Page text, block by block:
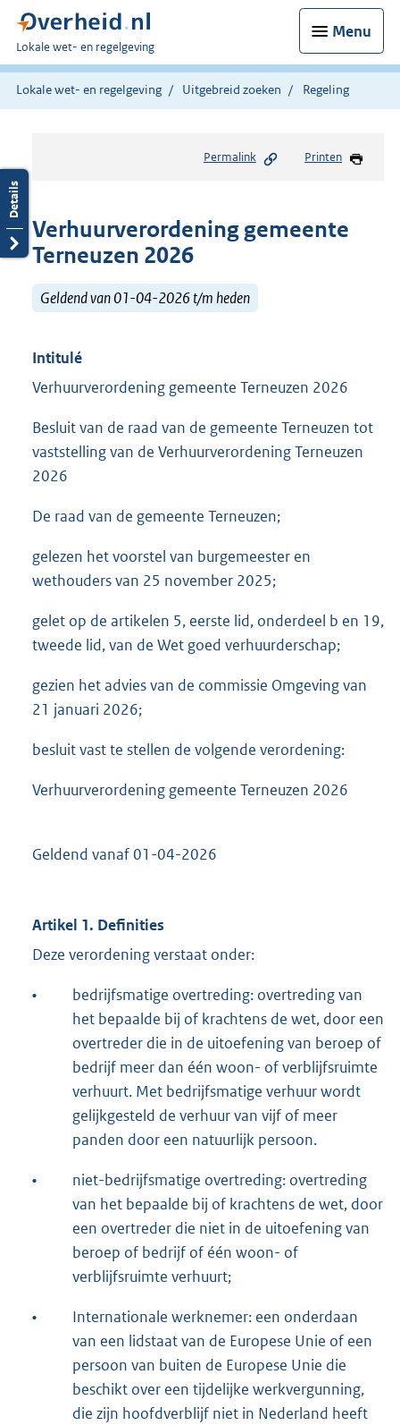
Menu
U
bent
hier:
Lokale wet- en regelgeving
Lokale wet- en regelgeving Uitgebreid zoeken Regeling
Permalink Printen
Verhuurverordening gemeente
Terneuzen 2026
Geldend van 01-04-2026 t/m heden
Intitulé
Verhuurverordening gemeente Terneuzen 2026
Besluit van de raad van de gemeente Terneuzen tot
vaststelling van de Verhuurverordening Terneuzen
2026
De raad van de gemeente Terneuzen;
gelezen het voorstel van burgemeester en
wethouders van 25 november 2025;
gelet op de artikelen 5, eerste lid, onderdeel b en 19,
tweede lid, van de Wet goed verhuurderschap;
gezien het advies van de commissie Omgeving van
21 januari 2026;
besluit vast te stellen de volgende verordening:
Verhuurverordening gemeente Terneuzen 2026
Geldend vanaf 01-04-2026
Artikel 1. Definities
Deze verordening verstaat onder:
•
bedrijfsmatige overtreding: overtreding van
het bepaalde bij of krachtens de wet, door een
overtreder die in de uitoefening van beroep of
bedrijf meer dan één woon- of verblijfsruimte
verhuurt. Met bedrijfsmatige verhuur wordt
gelijkgesteld de verhuur van vijf of meer
panden door een natuurlijk persoon.
•
niet-bedrijfsmatige overtreding: overtreding
van het bepaalde bij of krachtens de wet, door
een overtreder die niet in de uitoefening van
beroep of bedrijf of één woon- of
verblijfsruimte verhuurt;
•
Internationale werknemer: een onderdaan
van een lidstaat van de Europese Unie of een
persoon van buiten de Europese Unie die
beschikt over een tijdelijke werkvergunning,
die zijn hoofdverblijf niet in Nederland heeft